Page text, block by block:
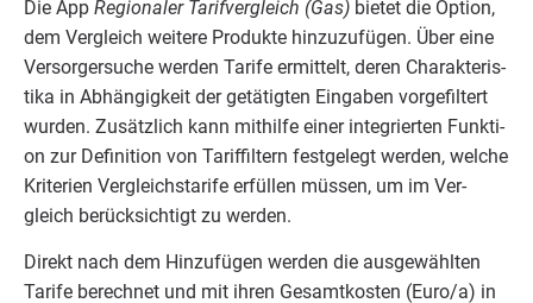
Die App Regio­na­ler Tarif­ver­gleich (Gas) bie­tet die Opti­on,
dem Ver­gleich wei­te­re Pro­duk­te hin­zu­zu­fü­gen. Über eine
Ver­sor­ger­su­che wer­den Tari­fe ermit­telt, deren Cha­rak­te­ris­
ti­ka in Abhän­gig­keit der getä­tig­ten Ein­ga­ben vor­ge­fil­tert
wur­den. Zusätz­lich kann mit­hil­fe einer inte­grier­ten Funk­ti­
on zur Defi­ni­ti­on von Tarif­fil­tern fest­ge­legt wer­den, wel­che
Kri­te­ri­en Ver­gleichs­ta­ri­fe erfül­len müs­sen, um im Ver­
gleich berück­sich­tigt zu werden.
Direkt nach dem Hin­zu­fü­gen wer­den die aus­ge­wähl­ten
Tari­fe berech­net und mit ihren Gesamt­kos­ten (Euro/​a) in